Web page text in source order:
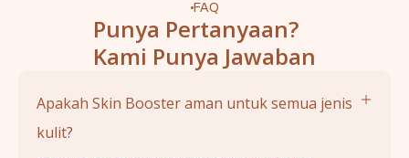
FAQ
Punya Pertanyaan?
Kami Punya Jawaban
Apakah Skin Booster aman untuk semua jenis
kulit?